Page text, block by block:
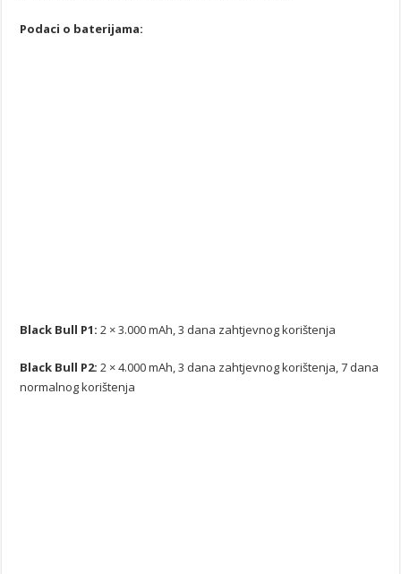
Podaci o baterijama:
Black Bull P1: 2 × 3.000 mAh, 3 dana zahtjevnog korištenja
Black Bull P2: 2 × 4.000 mAh, 3 dana zahtjevnog korištenja, 7 dana
normalnog korištenja